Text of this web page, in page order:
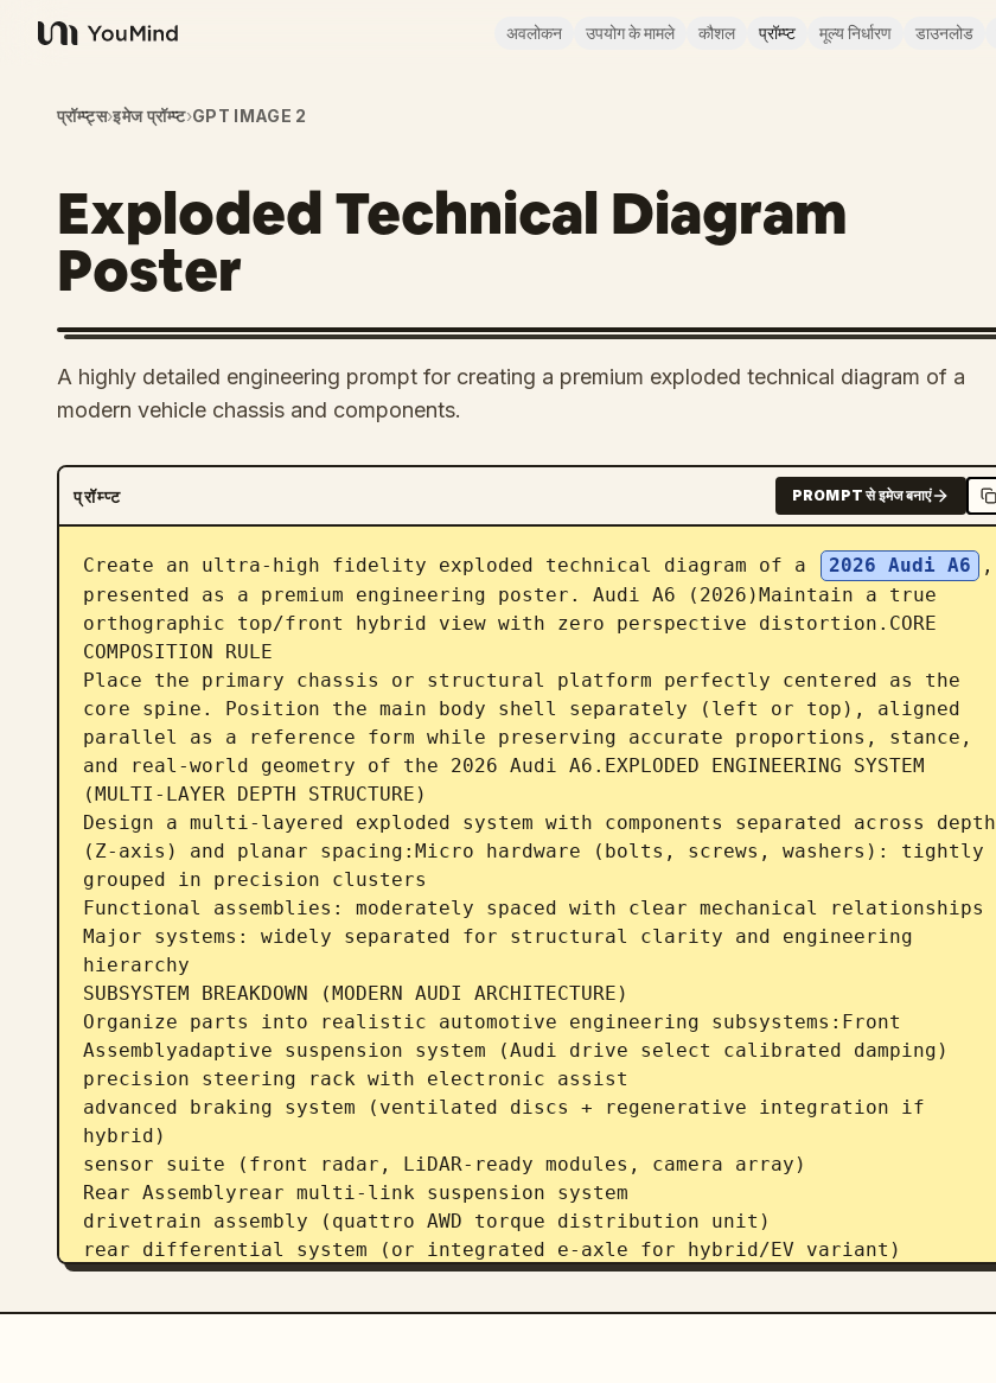
YouMind
अवलोकन उपयोग के मामले कौशल प्रॉम्प्ट मूल्य निर्धारण डाउनलोड
प्रॉम्प्ट्स›इमेज प्रॉम्प्ट›GPT IMAGE 2
Exploded Technical Diagram
Poster
A highly detailed engineering prompt for creating a premium exploded technical diagram of a
modern vehicle chassis and components.
प्रॉम्प्ट PROMPT से इमेज बनाएं
Create an ultra-high fidelity exploded technical diagram of a 2026 Audi A6
,
presented as a premium engineering poster. Audi A6 (2026)Maintain a true
orthographic top/front hybrid view with zero perspective distortion.CORE
COMPOSITION RULE
Place the primary chassis or structural platform perfectly centered as the
core spine. Position the main body shell separately (left or top), aligned
parallel as a reference form while preserving accurate proportions, stance,
and real-world geometry of the 2026 Audi A6.EXPLODED ENGINEERING SYSTEM
(MULTI-LAYER DEPTH STRUCTURE)
Design a multi-layered exploded system with components separated across depth
(Z-axis) and planar spacing:Micro hardware (bolts, screws, washers): tightly
grouped in precision clusters
Functional assemblies: moderately spaced with clear mechanical relationships
Major systems: widely separated for structural clarity and engineering
hierarchy
SUBSYSTEM BREAKDOWN (MODERN AUDI ARCHITECTURE)
Organize parts into realistic automotive engineering subsystems:Front
Assemblyadaptive suspension system (Audi drive select calibrated damping)
precision steering rack with electronic assist
advanced braking system (ventilated discs + regenerative integration if
hybrid)
sensor suite (front radar, LiDAR-ready modules, camera array)
Rear Assemblyrear multi-link suspension system
drivetrain assembly (quattro AWD torque distribution unit)
rear differential system (or integrated e-axle for hybrid/EV variant)
stability and traction control modules
Chassis / Structurelightweight MLB Evo / next-gen Audi modular platform